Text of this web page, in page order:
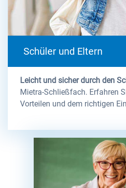
Grundschulen
Infomaterial für Schulen
Tel.: 034345 7295-24
E-Mail: schulen@mietra.de
Schüler und Eltern
Leicht und sicher durch den
Mietra-Schließfach. Erfahren
Vorteilen und dem richtigen